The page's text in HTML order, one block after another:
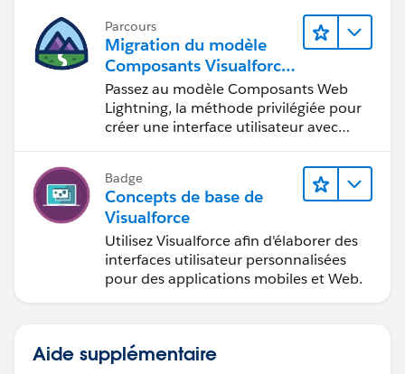
Parcours
Migration du modèle
Composants Visualforce
vers le modèle
Composants Web
Lightning
Passez au modèle Composants Web
Lightning, la méthode privilégiée pour
créer une interface utilisateur avec
Badge
Concepts de base de
Visualforce
Utilisez Visualforce afin d'élaborer des
interfaces utilisateur personnalisées
pour des applications mobiles et Web.
Aide supplémentaire